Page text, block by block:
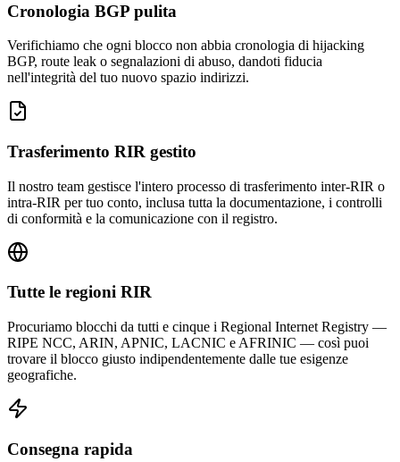
Cronologia BGP pulita
Verifichiamo che ogni blocco non abbia cronologia di hijacking
BGP, route leak o segnalazioni di abuso, dandoti fiducia
nell'integrità del tuo nuovo spazio indirizzi.
Trasferimento RIR gestito
Il nostro team gestisce l'intero processo di trasferimento inter-RIR o
intra-RIR per tuo conto, inclusa tutta la documentazione, i controlli
di conformità e la comunicazione con il registro.
Tutte le regioni RIR
Procuriamo blocchi da tutti e cinque i Regional Internet Registry —
RIPE NCC, ARIN, APNIC, LACNIC e AFRINIC — così puoi
trovare il blocco giusto indipendentemente dalle tue esigenze
geografiche.
Consegna rapida